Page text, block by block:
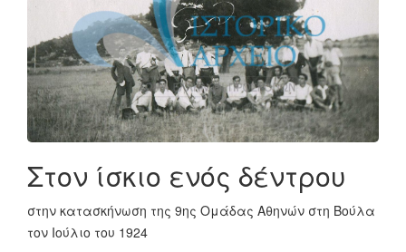
Στον ίσκιο ενός δέντρου
στην κατασκήνωση της 9ης Ομάδας Αθηνών στη Βούλα
τον Ιούλιο του 1924